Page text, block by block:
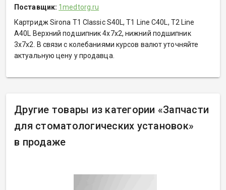
Поставщик: 1medtorg.ru
Картридж Sirona T1 Classic S40L, T1 Line C40L, T2 Line
A40L Верхний подшипник 4х7х2, нижний подшипник
3х7х2. В связи с колебаниями курсов валют уточняйте
актуальную цену у продавца.
Другие товары из категории «Запчасти
для стоматологических установок»
в продаже